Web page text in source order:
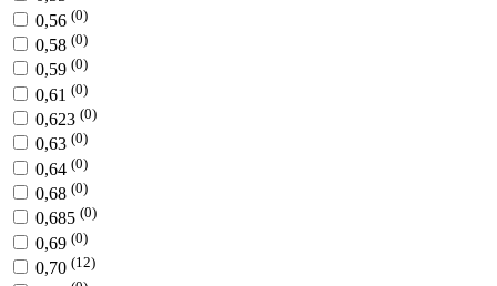
0,56 (0)
0,58 (0)
0,59 (0)
0,61 (0)
0,623 (0)
0,63 (0)
0,64 (0)
0,68 (0)
0,685 (0)
0,69 (0)
0,70 (12)